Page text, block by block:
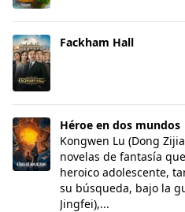
Fackham Hall
Fackham Hall
Héroe en dos mundos
Héroe en dos mundos
Kongwen Lu (Dong
novelas de fantasía
heroico adolescente,
su búsqueda, bajo la
Jingfei),...